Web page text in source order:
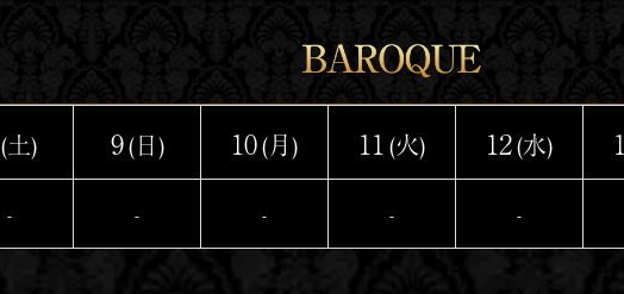
(土) 9(日) 10(月) 11(火) 12(水)
- - - - -